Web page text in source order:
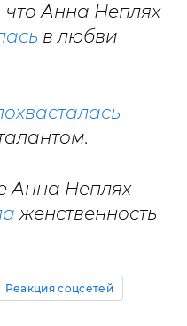
Анна Неплях
в любви
Анна Неплях
женственность
Реакция соцсетей